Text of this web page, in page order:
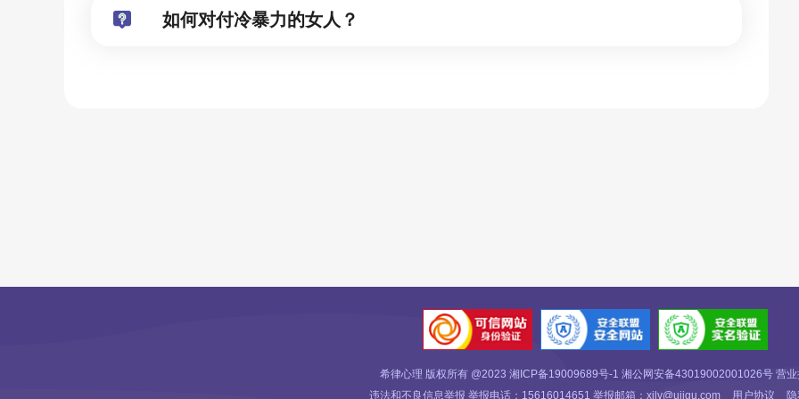
如何对付冷暴力的女人？
希律心理 版权所有 @2023 湘ICP备19009689号-1 湘公网安备43019002001026号 营业
违法和不良信息举报 举报电话：15616014651 举报邮箱：xilv@ujigu.com
用户协议